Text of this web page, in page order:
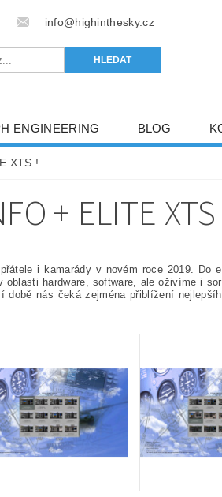
info@highinthesky.cz
ENGINEERING BLOG
XTS !
+ ELITE
i kamarády v novém roce 2019. Do
hardware, software, ale oživíme i
době nás čeká zejména přiblížení